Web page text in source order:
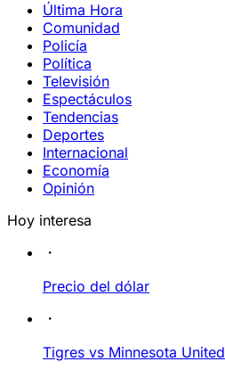
Última Hora
Comunidad
Policía
Política
Televisión
Espectáculos
Tendencias
Deportes
Internacional
Economía
Opinión
Hoy interesa
Precio del dólar
Tigres vs Minnesota United